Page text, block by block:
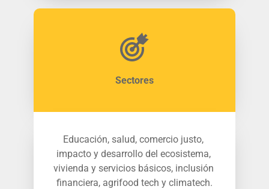
Sectores
Educación, salud, comercio justo,
impacto y desarrollo del ecosistema,
vivienda y servicios básicos, inclusión
financiera, agrifood tech y climatech.